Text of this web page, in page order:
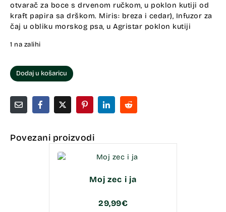
otvarač za boce s drvenom ručkom, u poklon kutiji od
kraft papira sa drškom. Miris: breza i cedar), Infuzor za
čaj u obliku morskog psa, u Agristar poklon kutiji
1 na zalihi
Dodaj u košaricu
Povezani proizvodi
Moj zec i ja
29,99€